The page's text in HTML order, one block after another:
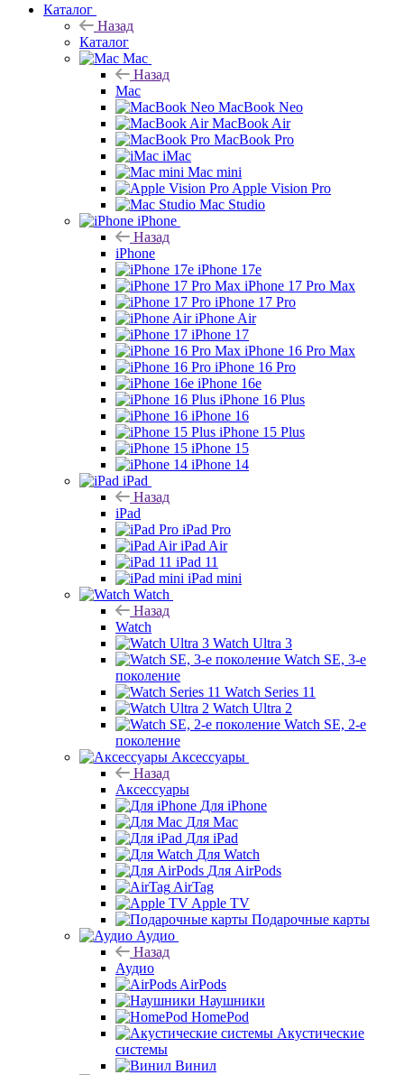
Каталог
Назад
Каталог
Mac
Назад
Mac
MacBook Neo
MacBook Air
MacBook Pro
iMac
Mac mini
Apple Vision Pro
Mac Studio
iPhone
Назад
iPhone
iPhone 17e
iPhone 17 Pro Max
iPhone 17 Pro
iPhone Air
iPhone 17
iPhone 16 Pro Max
iPhone 16 Pro
iPhone 16e
iPhone 16 Plus
iPhone 16
iPhone 15 Plus
iPhone 15
iPhone 14
iPad
Назад
iPad
iPad Pro
iPad Air
iPad 11
iPad mini
Watch
Назад
Watch
Watch Ultra 3
Watch SE, 3-е
поколение
Watch Series 11
Watch Ultra 2
Watch SE, 2-е
поколение
Аксессуары
Назад
Аксессуары
Для iPhone
Для Mac
Для iPad
Для Watch
Для AirPods
AirTag
Apple TV
Подарочные карты
Аудио
Назад
Аудио
AirPods
Наушники
HomePod
Акустические
системы
Винил